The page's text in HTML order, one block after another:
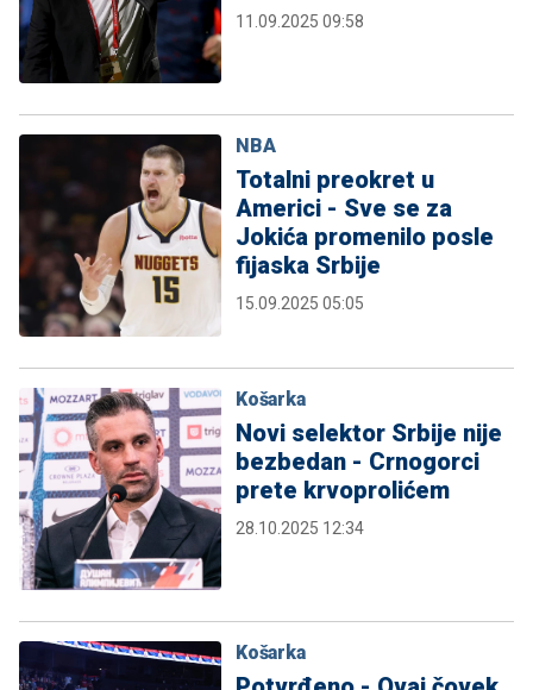
11.09.2025 09:58
NBA
Totalni preokret u
Americi - Sve se za
Jokića promenilo posle
fijaska Srbije
15.09.2025 05:05
Košarka
Novi selektor Srbije nije
bezbedan - Crnogorci
prete krvoprolićem
28.10.2025 12:34
Košarka